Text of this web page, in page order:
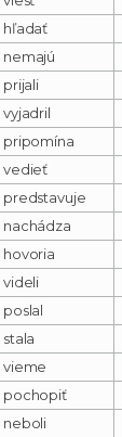
hľadať
nemajú
prijali
vyjadril
pripomína
vedieť
predstavuje
nachádza
hovoria
videli
poslal
stala
vieme
pochopiť
neboli